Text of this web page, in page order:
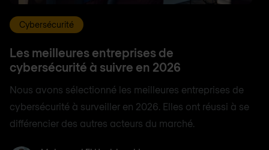
Cybersécurité
Les meilleures entreprises de
cybersécurité à suivre en 2026
Nous avons sélectionné les meilleures entreprises de
cybersécurité à surveiller en 2026. Elles ont réussi à se
différencier des autres acteurs du marché.